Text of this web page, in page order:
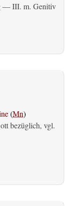
— III. m. Genitiv
(Mn)
bezüglich, vgl.